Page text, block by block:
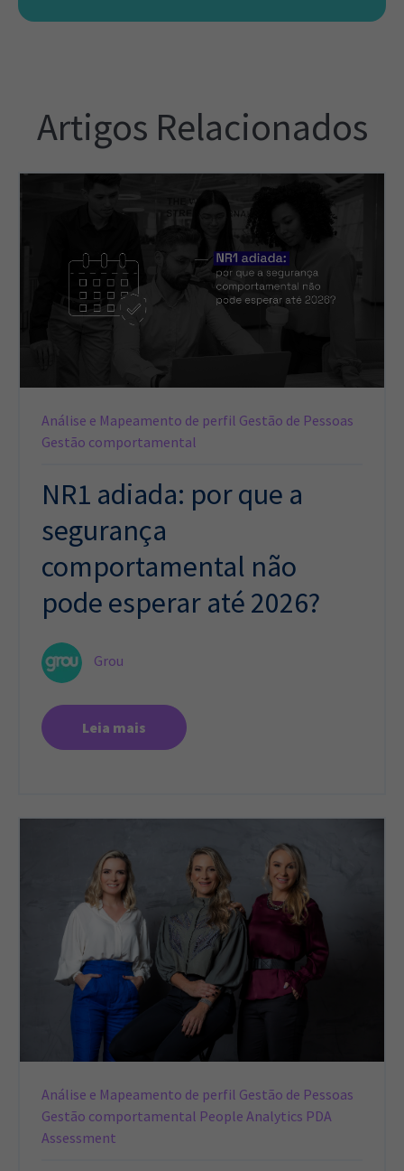
Artigos Relacionados
Análise e Mapeamento de perfil Gestão de Pessoas
Gestão comportamental
NR1 adiada: por que a
segurança
comportamental não
pode esperar até 2026?
Grou
Leia mais
Análise e Mapeamento de perfil Gestão de Pessoas
Gestão comportamental People Analytics PDA
Assessment